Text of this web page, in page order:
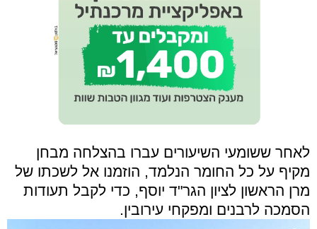
לאחר ששומעי השיעורים עברו בהצלחה מבחן
מקיף על כל החומר הנלמד, הוזמנו אל לשכתו של
מרן הראשון לציון הגר"ד יוסף, כדי לקבל תעודות
הסמכה לרבנים ומפקחי עירובין.